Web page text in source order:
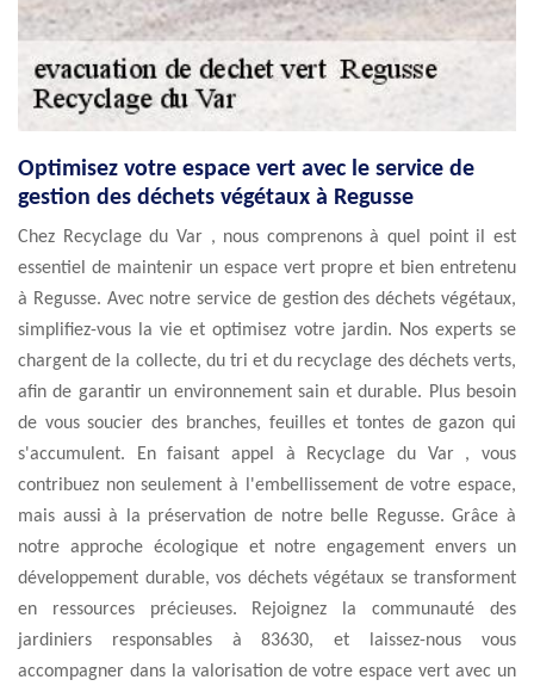
Optimisez votre espace vert avec le service de
gestion des déchets végétaux à Regusse
Chez Recyclage du Var , nous comprenons à quel point il est
essentiel de maintenir un espace vert propre et bien entretenu
à Regusse. Avec notre service de gestion des déchets végétaux,
simplifiez-vous la vie et optimisez votre jardin. Nos experts se
chargent de la collecte, du tri et du recyclage des déchets verts,
afin de garantir un environnement sain et durable. Plus besoin
de vous soucier des branches, feuilles et tontes de gazon qui
s'accumulent. En faisant appel à Recyclage du Var , vous
contribuez non seulement à l'embellissement de votre espace,
mais aussi à la préservation de notre belle Regusse. Grâce à
notre approche écologique et notre engagement envers un
développement durable, vos déchets végétaux se transforment
en ressources précieuses. Rejoignez la communauté des
jardiniers responsables à 83630, et laissez-nous vous
accompagner dans la valorisation de votre espace vert avec un